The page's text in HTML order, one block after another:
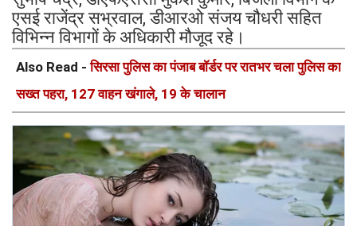
एसई राजेंद्र सभ्रवाल, डीआरओ संजय चौधरी सहित
विभिन्न विभागों के अधिकारी मौजूद रहे।
Also Read -सिरसा पुलिस का पंजाब बॉर्डर पर रातभर चला पुलिस का
सख्त पहरा, 127 वाहन खंगाले, 19 के चालान